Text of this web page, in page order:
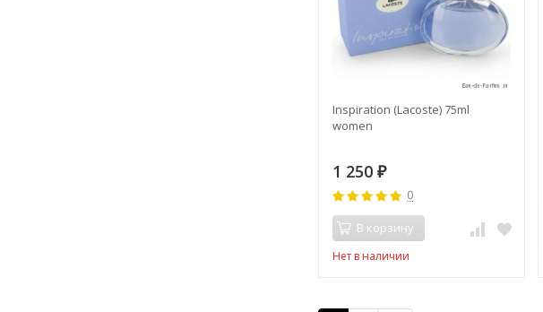
Inspiration (Lacoste) 75ml
women
1 250 ₽
0
В корзину
Нет в наличии